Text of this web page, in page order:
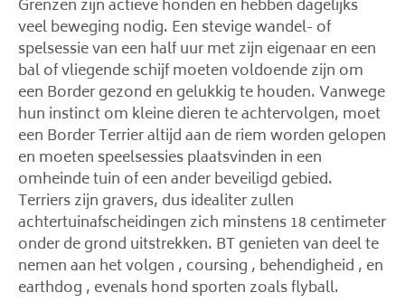
Grenzen zijn actieve honden en hebben dagelijks
veel beweging nodig. Een stevige wandel- of
spelsessie van een half uur met zijn eigenaar en een
bal of vliegende schijf moeten voldoende zijn om
een ​​Border gezond en gelukkig te houden. Vanwege
hun instinct om kleine dieren te achtervolgen, moet
een Border Terrier altijd aan de riem worden gelopen
en moeten speelsessies plaatsvinden in een
omheinde tuin of een ander beveiligd gebied.
Terriers zijn gravers, dus idealiter zullen
achtertuinafscheidingen zich minstens 18 centimeter
onder de grond uitstrekken. BT genieten van deel te
nemen aan het volgen , coursing , behendigheid , en
earthdog , evenals hond sporten zoals flyball.